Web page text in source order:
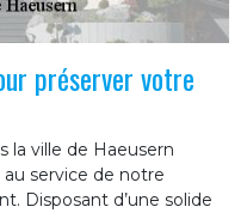
préserver votre
la ville de Haeusern
au service de notre
Disposant d’une solide